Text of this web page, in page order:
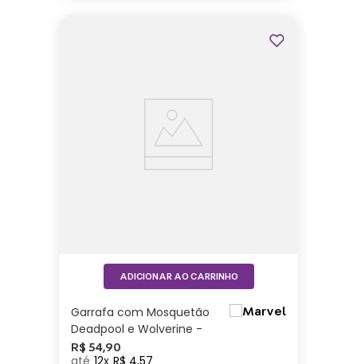
Garrafa com Mosquetão
Deadpool e Wolverine -
Marvel
R$ 54,90
12 R$ 4,57
ADICIONAR AO CARRINHO